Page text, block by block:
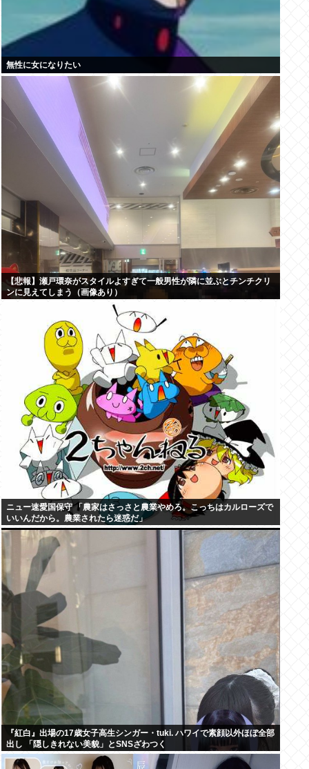
無性に女になりたい
【悲報】瀬戸環奈がスタイルよすぎて一般男性が隣に並ぶとチンチクリ
ンに見えてしまう（画像あり）
ニュー速愛国保守 「農家はさっさと農業やめろ。こっちはカルローズで
いいんだから。農業されたら迷惑だ」
『紅白』出場の17歳女子高生シンガー・tuki. ハワイで素顔以外ほぼ全部
出し 「隠しきれない美貌」とSNSざわつく